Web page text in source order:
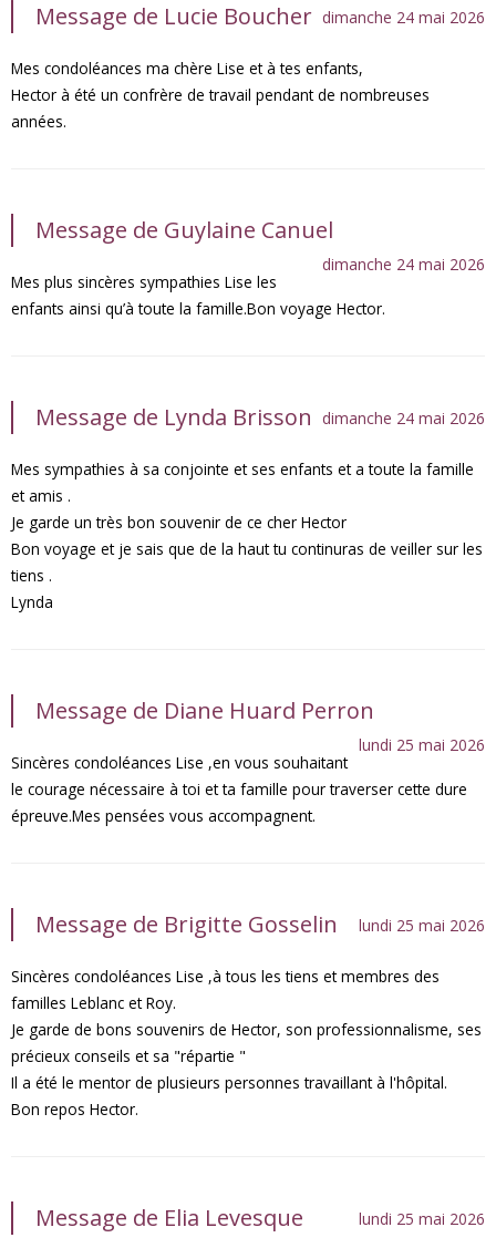
Message de Lucie Boucher dimanche 24 mai 2026
Mes condoléances ma chère Lise et à tes enfants,
Hector à été un confrère de travail pendant de nombreuses
années.
Message de Guylaine Canuel
dimanche 24 mai 2026
Mes plus sincères sympathies Lise les
enfants ainsi qu’à toute la famille.Bon voyage Hector.
Message de Lynda Brisson dimanche 24 mai 2026
Mes sympathies à sa conjointe et ses enfants et a toute la famille
et amis .
Je garde un très bon souvenir de ce cher Hector
Bon voyage et je sais que de la haut tu continuras de veiller sur les
tiens .
Lynda
Message de Diane Huard Perron
lundi 25 mai 2026
Sincères condoléances Lise ,en vous souhaitant
le courage nécessaire à toi et ta famille pour traverser cette dure
épreuve.Mes pensées vous accompagnent.
Message de Brigitte Gosselin lundi 25 mai 2026
Sincères condoléances Lise ,à tous les tiens et membres des
familles Leblanc et Roy.
Je garde de bons souvenirs de Hector, son professionnalisme, ses
précieux conseils et sa "répartie "
Il a été le mentor de plusieurs personnes travaillant à l'hôpital.
Bon repos Hector.
Message de Elia Levesque lundi 25 mai 2026